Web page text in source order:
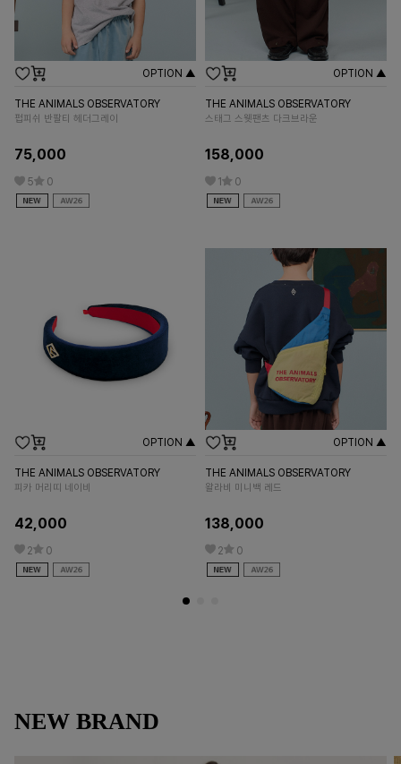
OPTION ▲
THE ANIMALS OBSERVATORY
펍피쉬 반팔티 헤더그레이
75,000
5 0
OPTION ▲
THE ANIMALS OBSERVATORY
스태그 스웻팬츠 다크브라운
158,000
1 0
OPTION ▲
THE ANIMALS OBSERVATORY
피카 머리띠 네이비
42,000
2 0
OPTION ▲
THE ANIMALS OBSERVATORY
왈라비 미니백 레드
138,000
2 0
NEW BRAND